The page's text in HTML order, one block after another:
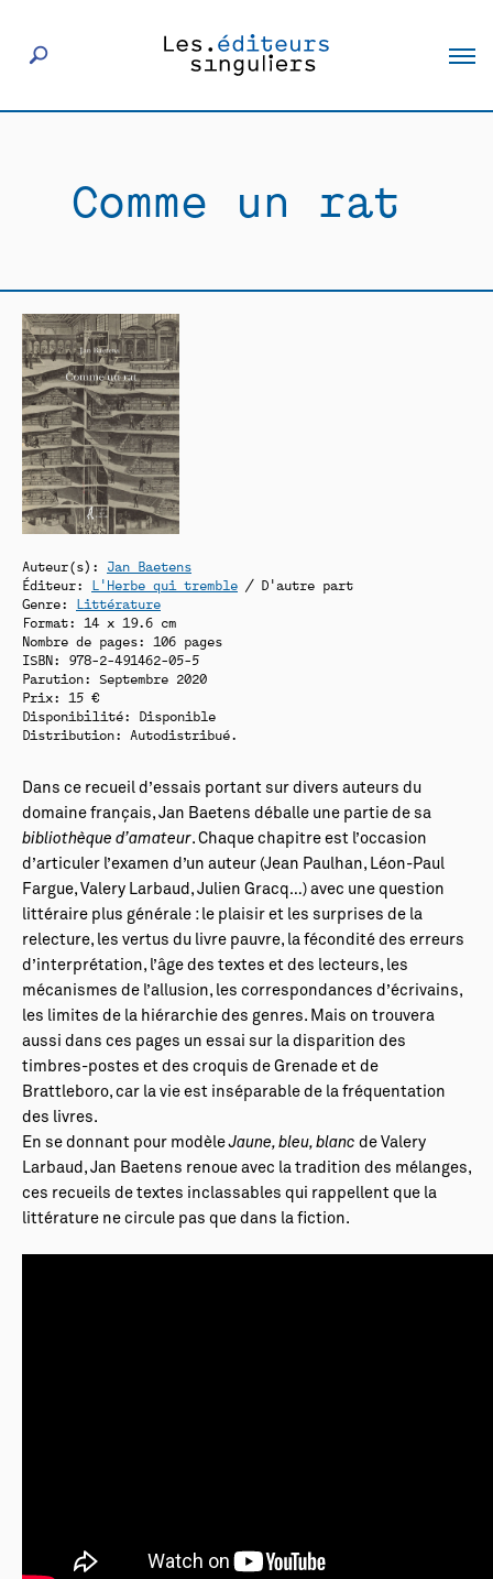
Éditeurs
Actualités
Rencontres
Comme un rat
Auteur(s): Jan Baetens
Éditeur: L'Herbe qui tremble / D'autre part
Genre: Littérature
Format: 14 x 19.6 cm
Nombre de pages: 106 pages
ISBN: 978-2-491462-05-5
Parution: Septembre 2020
Prix: 15 €
Disponibilité:
Disponible
Distribution: Autodistribué.
Dans ce recueil d’essais portant sur divers auteurs du
domaine français, Jan Baetens déballe une partie de sa
bibliothèque d’amateur. Chaque chapitre est l’occasion
d’articuler l’examen d’un auteur (Jean Paulhan, Léon-Paul
Fargue, Valery Larbaud, Julien Gracq…) avec une question
littéraire plus générale : le plaisir et les surprises de la
relecture, les vertus du livre pauvre, la fécondité des erreurs
d’interprétation, l’âge des textes et des lecteurs, les
mécanismes de l’allusion, les correspondances d’écrivains,
les limites de la hiérarchie des genres. Mais on trouvera
aussi dans ces pages un essai sur la disparition des
timbres-postes et des croquis de Grenade et de
Brattleboro, car la vie est inséparable de la fréquentation
des livres.
En se donnant pour modèleJaune, bleu, blanc de Valery
Larbaud, Jan Baetens renoue avec la tradition des mélanges,
ces recueils de textes inclassables qui rappellent que la
littérature ne circule pas que dans la fiction.